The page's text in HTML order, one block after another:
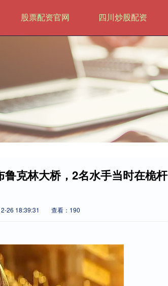
股票配资官网 四川炒股配资
克林大桥，2名水手当时在桅杆
26 18:39:31 查看：190